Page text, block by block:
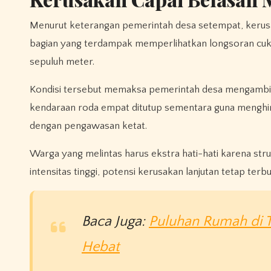
Menurut keterangan pemerintah desa setempat,
bagian yang terdampak memperlihatkan longsoran
sepuluh meter.
Kondisi tersebut memaksa pemerintah desa
kendaraan roda empat ditutup sementara guna
dengan pengawasan ketat.
Warga yang melintas harus ekstra hati-hati karena
intensitas tinggi, potensi kerusakan lanjutan tetap
Baca Juga: Puluhan Rumah di
Hebat